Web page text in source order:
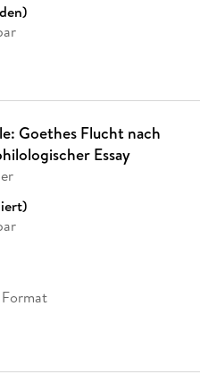
Goethes Flucht nach
Essay